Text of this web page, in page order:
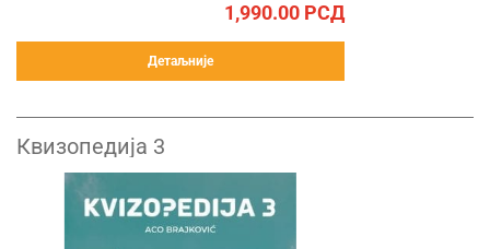
1,990.00 РСД
Детаљније
Квизопедија 3